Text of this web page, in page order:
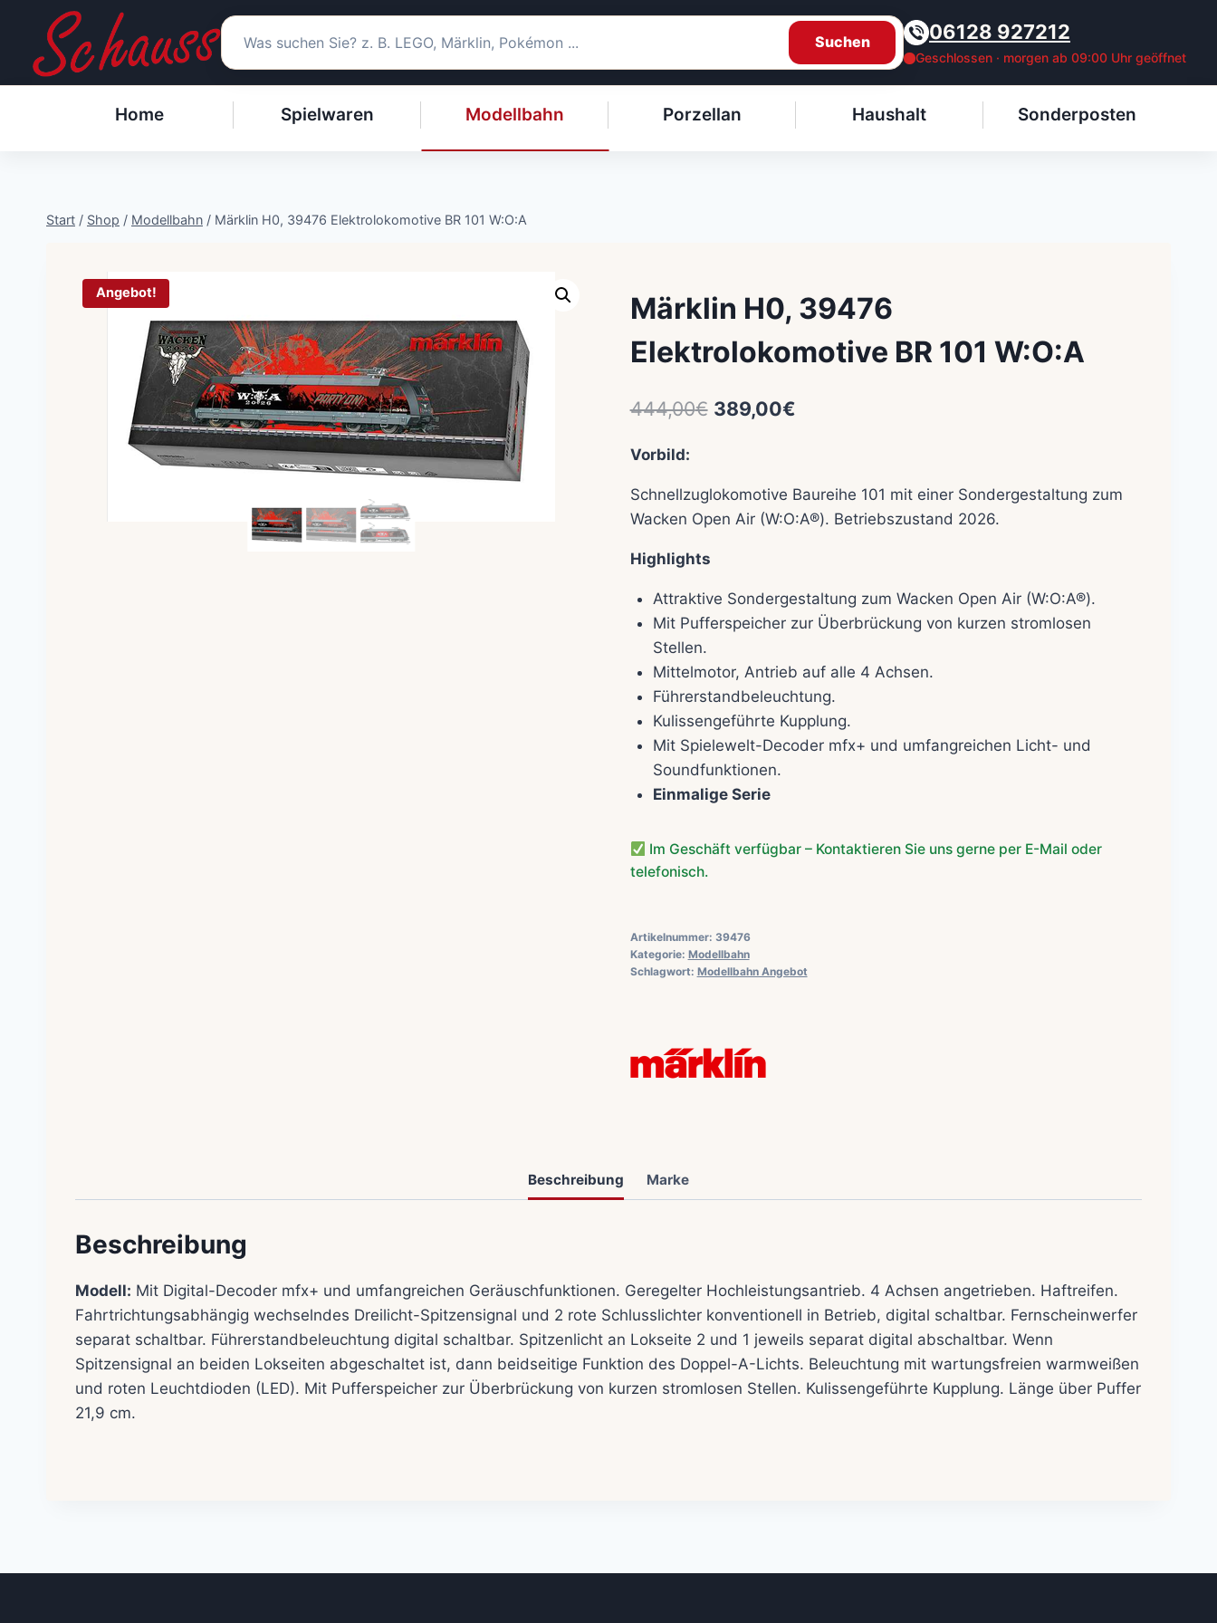
springen
Suchen 06128 927212
Geschlossen · morgen ab 09:00 Uhr geöffnet
Home Spielwaren Modellbahn Porzellan Haushalt Sonderposten
Start / Shop / Modellbahn / Märklin H0, 39476 Elektrolokomotive BR 101 W:O:A
Angebot!
Märklin H0, 39476
Elektrolokomotive BR 101 W:O:A
444,00€ Ursprünglicher
444,00€
389,00€Aktueller
389,00€.
Vorbild:
Schnellzuglokomotive Baureihe 101 mit einer Sondergestaltung zum
Wacken Open Air (W:O:A®). Betriebszustand 2026.
Highlights
Attraktive Sondergestaltung zum Wacken Open Air (W:O:A®).
Mit Pufferspeicher zur Überbrückung von kurzen stromlosen
Stellen.
Mittelmotor, Antrieb auf alle 4 Achsen.
Führerstandbeleuchtung.
Kulissengeführte Kupplung.
Mit Spielewelt-Decoder mfx+ und umfangreichen Licht- und
Soundfunktionen.
Einmalige Serie
Im Geschäft verfügbar – Kontaktieren Sie uns gerne per E-Mail oder
telefonisch.
Artikelnummer: 39476
Kategorie: Modellbahn
Schlagwort: Modellbahn Angebot
Beschreibung Marke
Beschreibung
Modell: Mit Digital-Decoder mfx+ und umfangreichen Geräuschfunktionen. Geregelter Hochleistungsantrieb. 4 Achsen angetrieben. Haftreifen.
Fahrtrichtungsabhängig wechselndes Dreilicht-Spitzensignal und 2 rote Schlusslichter konventionell in Betrieb, digital schaltbar. Fernscheinwerfer
separat schaltbar. Führerstandbeleuchtung digital schaltbar. Spitzenlicht an Lokseite 2 und 1 jeweils separat digital abschaltbar. Wenn
Spitzensignal an beiden Lokseiten abgeschaltet ist, dann beidseitige Funktion des Doppel-A-Lichts. Beleuchtung mit wartungsfreien warmweißen
und roten Leuchtdioden (LED). Mit Pufferspeicher zur Überbrückung von kurzen stromlosen Stellen. Kulissengeführte Kupplung. Länge über Puffer
21,9 cm.